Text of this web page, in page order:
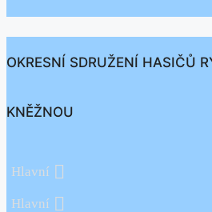
OKRESNÍ SDRUŽENÍ HASIČŮ
KNĚŽNOU
Hlavní
Hlavní